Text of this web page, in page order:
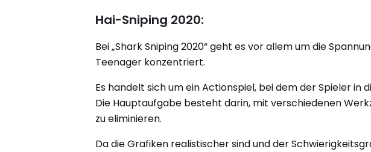
Hai-Sniping 2020:
Bei „Shark Sniping 2020“ geht es vor allem um die
Teenager konzentriert.
Es handelt sich um ein Actionspiel, bei dem der Spieler in
Die Hauptaufgabe besteht darin, mit verschiedenen
zu eliminieren.
Da die Grafiken realistischer sind und der